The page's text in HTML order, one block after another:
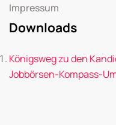
Impressum
Downloads
Königsweg zu den
Jobbörsen-Kompass-